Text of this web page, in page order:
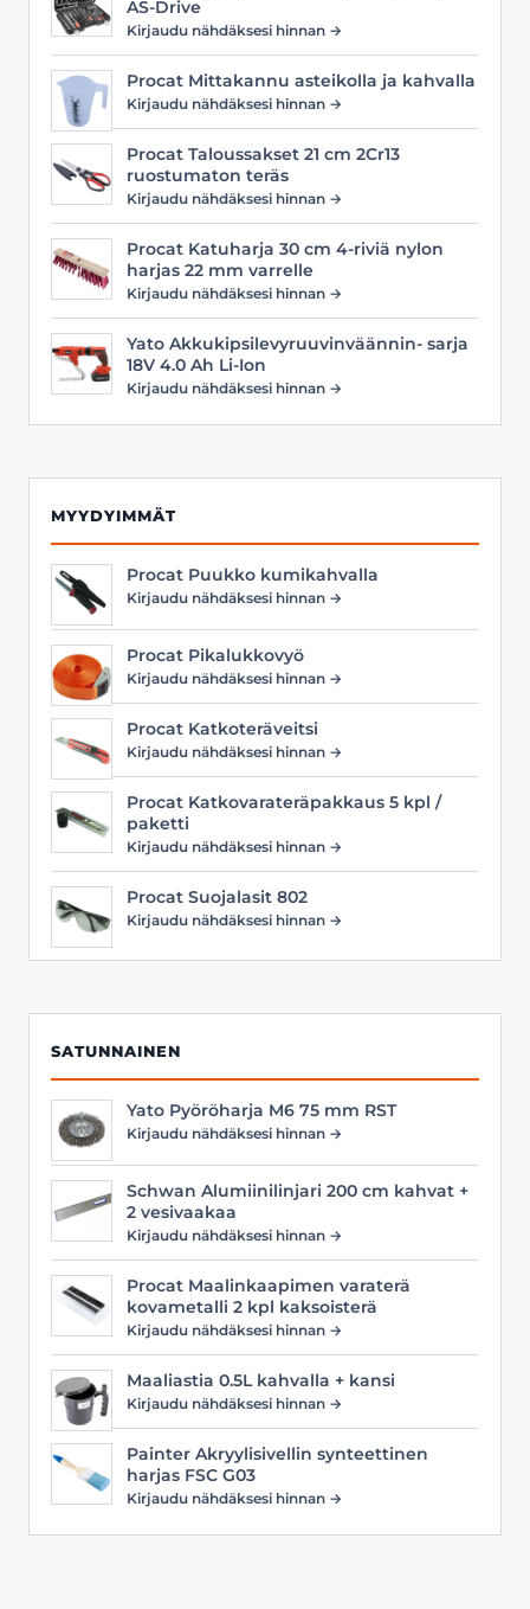
AS-Drive
Kirjaudu nähdäksesi hinnan →
Procat Mittakannu asteikolla ja kahvalla
Kirjaudu nähdäksesi hinnan →
Procat Taloussakset 21 cm 2Cr13
ruostumaton teräs
Kirjaudu nähdäksesi hinnan →
Procat Katuharja 30 cm 4-riviä nylon
harjas 22 mm varrelle
Kirjaudu nähdäksesi hinnan →
Yato Akkukipsilevyruuvinväännin- sarja
18V 4.0 Ah Li-Ion
Kirjaudu nähdäksesi hinnan →
MYYDYIMMÄT
Procat Puukko kumikahvalla
Kirjaudu nähdäksesi hinnan →
Procat Pikalukkovyö
Kirjaudu nähdäksesi hinnan →
Procat Katkoteräveitsi
Kirjaudu nähdäksesi hinnan →
Procat Katkovarateräpakkaus 5 kpl /
paketti
Kirjaudu nähdäksesi hinnan →
Procat Suojalasit 802
Kirjaudu nähdäksesi hinnan →
SATUNNAINEN
Yato Pyöröharja M6 75 mm RST
Kirjaudu nähdäksesi hinnan →
Schwan Alumiinilinjari 200 cm kahvat +
2 vesivaakaa
Kirjaudu nähdäksesi hinnan →
Procat Maalinkaapimen varaterä
kovametalli 2 kpl kaksoisterä
Kirjaudu nähdäksesi hinnan →
Maaliastia 0.5L kahvalla + kansi
Kirjaudu nähdäksesi hinnan →
Painter Akryylisivellin synteettinen
harjas FSC G03
Kirjaudu nähdäksesi hinnan →